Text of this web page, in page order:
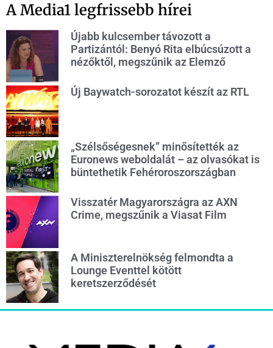
A Media1 legfrissebb hírei
Újabb kulcsember távozott a
Partizántól: Benyó Rita elbúcsúzott a
nézőktől, megszűnik az Elemző
Új Baywatch-sorozatot készít az RTL
„Szélsőségesnek” minősítették az
Euronews weboldalát – az olvasókat is
büntethetik Fehéroroszországban
Visszatér Magyarországra az AXN
Crime, megszűnik a Viasat Film
A Miniszterelnökség felmondta a
Lounge Eventtel kötött
keretszerződését